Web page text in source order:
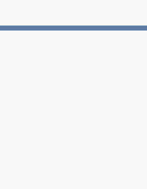
роскошном жилом комплексе Форт-
несравненный комфорт и